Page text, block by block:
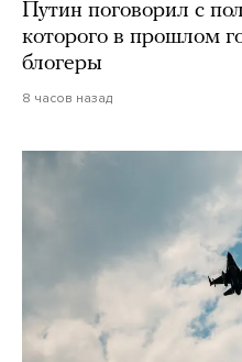
Путин поговорил с
которого в прошлом
блогеры
8 часов назад